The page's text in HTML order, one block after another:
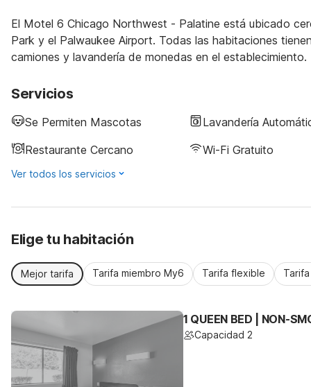
El Motel 6 Chicago Northwest - Palatine está ubicado
Park y el Palwaukee Airport. Todas las habitaciones
camiones y lavandería de monedas en el establecimiento.
Servicios
Se Permiten Mascotas
Lavandería
Restaurante Cercano
Wi-Fi Gratuito
Ver todos los servicios
Elige tu habitación
Mejor tarifa Tarifa miembro My6 Tarifa flexible
1 QUEEN BED | NON-
Capacidad 2